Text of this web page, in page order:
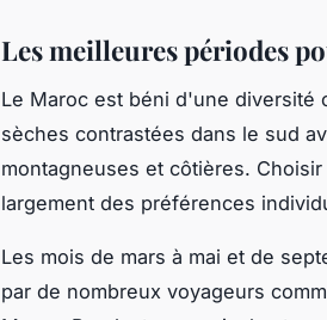
Les meilleures périodes
Le Maroc est béni d'une diversité
sèches contrastées dans le sud
montagneuses et côtières.
largement des préférences
Les mois de mars à mai et de
par de nombreux voyageurs